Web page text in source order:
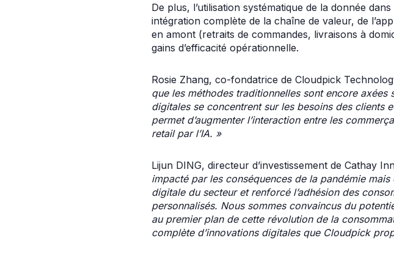
De plus, l’utilisation systématique de la donnée
intégration complète de la chaîne de valeur, de
en amont (retraits de commandes, livraisons à
gains d’efficacité opérationnelle.
Rosie Zhang, co-fondatrice de Cloudpick
que les méthodes traditionnelles sont encore
digitales se concentrent sur les besoins des clients
permet d’augmenter l’interaction entre les
retail par l’IA. »
Lijun DING, directeur d’investissement de Cathay
impacté par les conséquences de la pandémie
digitale du secteur et renforcé l’adhésion des
personnalisés. Nous sommes convaincus du
au premier plan de cette révolution de la
complète d’innovations digitales que Cloudpick